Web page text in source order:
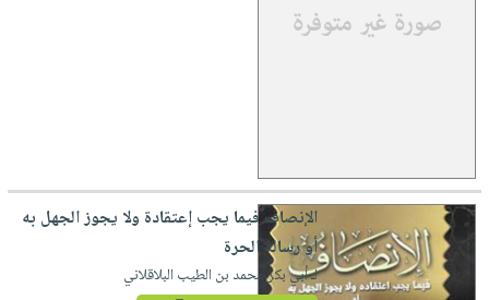
الإنصاف فيما يجب إعتقادة ولا يجوز الجهل به
أو رسالة الحرة
لـ أبي بكر محمد بن الطيب البلاقلاني